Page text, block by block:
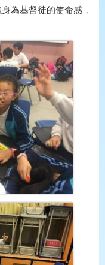
為基督徒的使命感，